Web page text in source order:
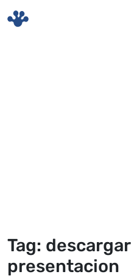
Tag:
presentacion